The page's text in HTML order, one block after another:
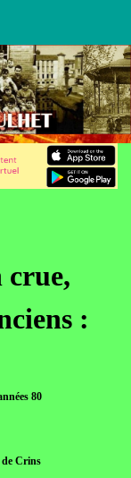
crue,
:
80
de Crins